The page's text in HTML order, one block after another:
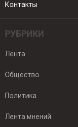
Контакты
РУБРИКИ
Лента
Общество
Политика
Лента мнений